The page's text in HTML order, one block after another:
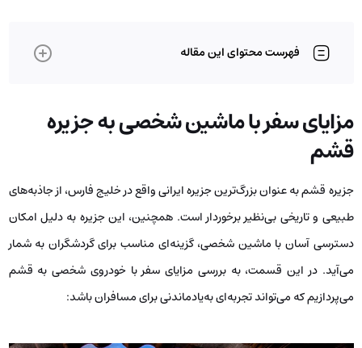
فهرست محتوای این مقاله
مزایای سفر با ماشین شخصی به جزیره
قشم
جزیره قشم به ‌عنوان بزرگ‌ترین جزیره ایرانی واقع در خلیج فارس، از جاذبه‌های
طبیعی و تاریخی بی‌نظیر برخوردار است. همچنین، این جزیره به دلیل امکان
دسترسی آسان با ماشین شخصی، گزینه‌ای مناسب برای گردشگران به شمار
می‌آید. در این قسمت، به بررسی مزایای سفر با خودروی شخصی به قشم
می‌پردازیم که می‌تواند تجربه‌ای به‌یادماندنی برای مسافران باشد: